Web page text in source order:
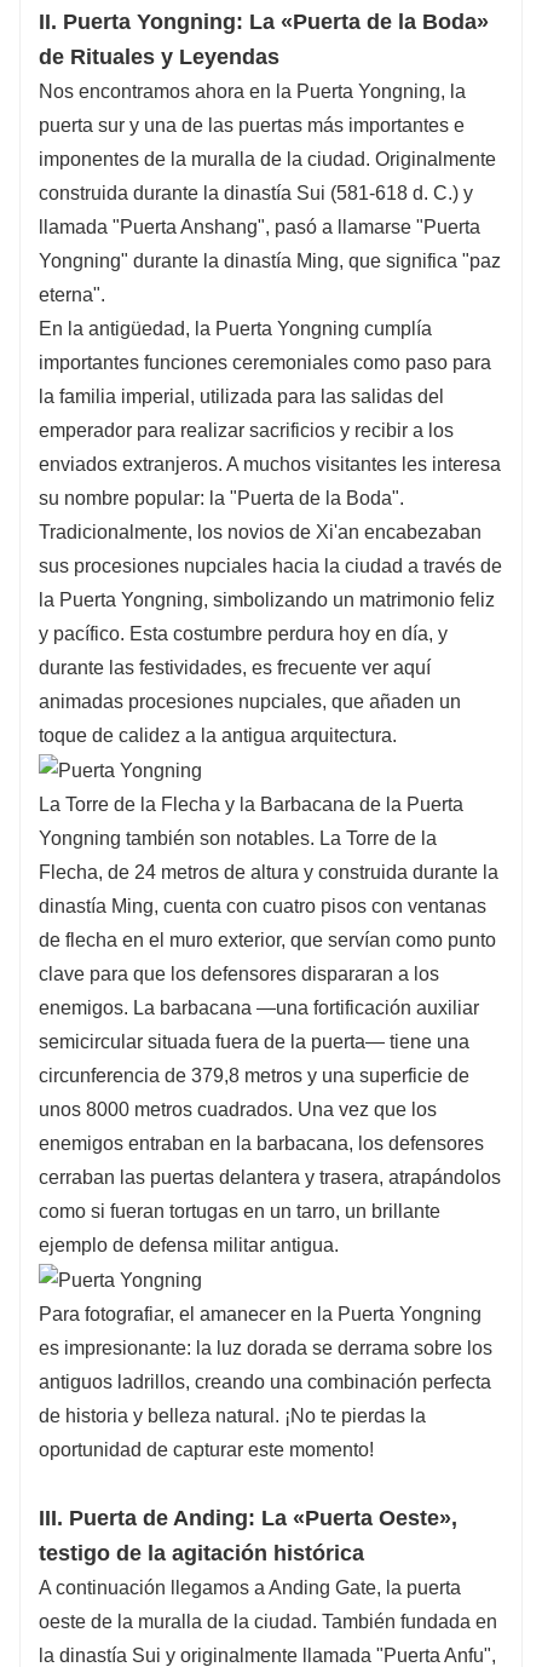
II. Puerta Yongning: La «Puerta de la Boda»
de Rituales y Leyendas
Nos encontramos ahora en la Puerta Yongning, la
puerta sur y una de las puertas más importantes e
imponentes de la muralla de la ciudad. Originalmente
construida durante la dinastía Sui (581-618 d. C.) y
llamada "Puerta Anshang", pasó a llamarse "Puerta
Yongning" durante la dinastía Ming, que significa "paz
eterna".
En la antigüedad, la Puerta Yongning cumplía
importantes funciones ceremoniales como paso para
la familia imperial, utilizada para las salidas del
emperador para realizar sacrificios y recibir a los
enviados extranjeros. A muchos visitantes les interesa
su nombre popular: la "Puerta de la Boda".
Tradicionalmente, los novios de Xi'an encabezaban
sus procesiones nupciales hacia la ciudad a través de
la Puerta Yongning, simbolizando un matrimonio feliz
y pacífico. Esta costumbre perdura hoy en día, y
durante las festividades, es frecuente ver aquí
animadas procesiones nupciales, que añaden un
toque de calidez a la antigua arquitectura.
La Torre de la Flecha y la Barbacana de la Puerta
Yongning también son notables. La Torre de la
Flecha, de 24 metros de altura y construida durante la
dinastía Ming, cuenta con cuatro pisos con ventanas
de flecha en el muro exterior, que servían como punto
clave para que los defensores dispararan a los
enemigos. La barbacana —una fortificación auxiliar
semicircular situada fuera de la puerta— tiene una
circunferencia de 379,8 metros y una superficie de
unos 8000 metros cuadrados. Una vez que los
enemigos entraban en la barbacana, los defensores
cerraban las puertas delantera y trasera, atrapándolos
como si fueran tortugas en un tarro, un brillante
ejemplo de defensa militar antigua.
Para fotografiar, el amanecer en la Puerta Yongning
es impresionante: la luz dorada se derrama sobre los
antiguos ladrillos, creando una combinación perfecta
de historia y belleza natural. ¡No te pierdas la
oportunidad de capturar este momento!
III. Puerta de Anding: La «Puerta Oeste»,
testigo de la agitación histórica
A continuación llegamos a Anding Gate, la puerta
oeste de la muralla de la ciudad. También fundada en
la dinastía Sui y originalmente llamada "Puerta Anfu",